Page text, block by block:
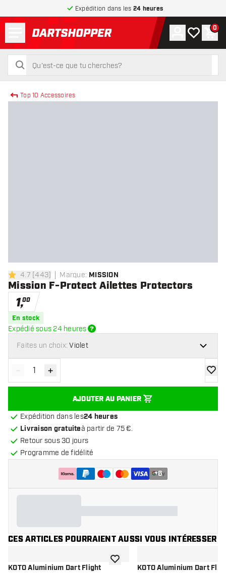
Expédition dans les 24 heures
retour à la page d’accueil
rechercher
rechercher
Compte
Ma liste0
Top 10 Accessoires
4.7 étoiles de notation
4.7 [443] Marque: MISSION
Mission F-Protect Ailettes Protectors
1,00
En stock
Expédié sous 24 heures
Faites un choix:Violet
Diminuer la quantité
- Augmenter la quantité
+
AJOUTER AU PANIER
Expédition dans les24 heures
Livraison gratuiteà partir de 75 €.
Retour sous 30 jours
Programme de fidélité
+6
CES ARTICLES POURRAIENT AUSSI VOUS INTÉRESSER
KOTO Aluminium Dart Flight
ajouter à la liste de souhaits
KOTO Aluminium Dart